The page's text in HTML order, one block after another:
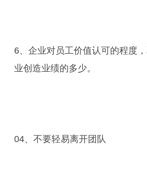
6、企业对员工价值认可的程度
业创造业绩的多少。
04、不要轻易离开团队